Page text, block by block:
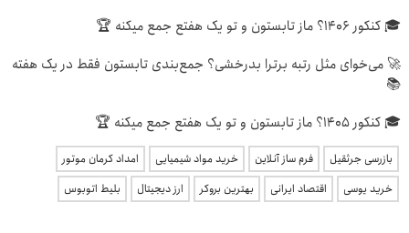
🎓 کنکور ۱۴۰6؟ ماز تابستون و تو یک هفتع جمع میکنه 🏆
🚀 می‌خوای مثل رتبه برترا بدرخشی؟ جمع‌بندی تابستون فقط در یک هفته
📚
🎓 کنکور ۱۴۰5؟ ماز تابستون و تو یک هفتع جمع میکنه 🏆
بازرسی جرثقیل فرم ساز آنلاین خرید مواد شیمیایی
امداد کرمان موتور
خرید یوسی
اقتصاد ایرانی بهترین بروکر ارز دیجیتال بلیط اتوبوس